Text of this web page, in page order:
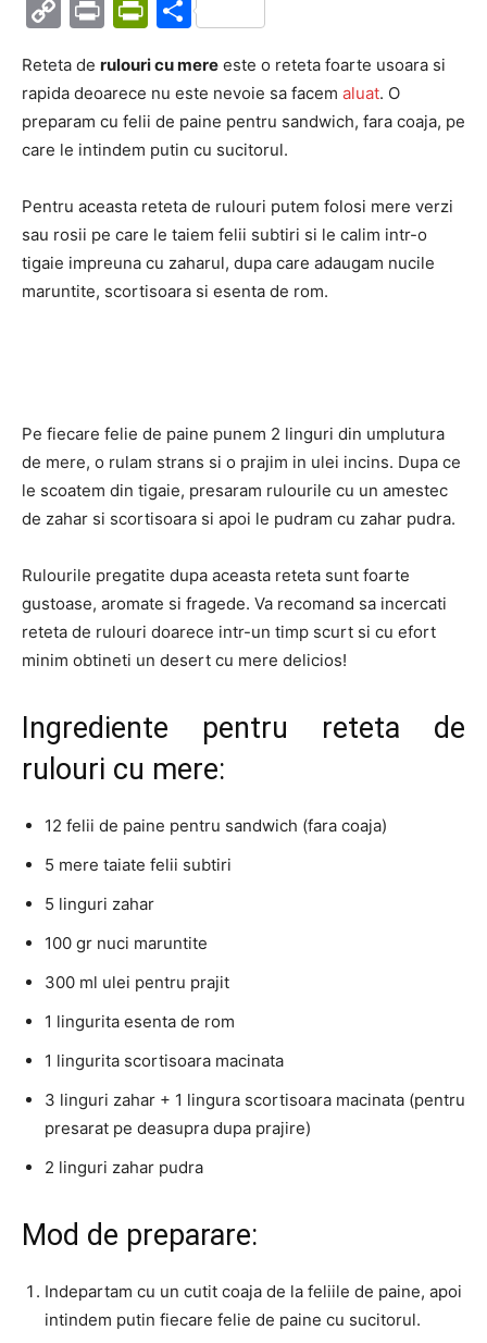
CopyPrintPrintFriendly
Partajează
Reteta de rulouri cu mere este o reteta foarte usoara si
rapida deoarece nu este nevoie sa facem aluat. O
preparam cu felii de paine pentru sandwich, fara coaja, pe
care le intindem putin cu sucitorul.
Pentru aceasta reteta de rulouri putem folosi mere verzi
sau rosii pe care le taiem felii subtiri si le calim intr-o
tigaie impreuna cu zaharul, dupa care adaugam nucile
maruntite, scortisoara si esenta de rom.
Pe fiecare felie de paine punem 2 linguri din umplutura
de mere, o rulam strans si o prajim in ulei incins. Dupa ce
le scoatem din tigaie, presaram rulourile cu un amestec
de zahar si scortisoara si apoi le pudram cu zahar pudra.
Rulourile pregatite dupa aceasta reteta sunt foarte
gustoase, aromate si fragede. Va recomand sa incercati
reteta de rulouri doarece intr-un timp scurt si cu efort
minim obtineti un desert cu mere delicios!
Ingrediente pentru reteta de
rulouri cu mere:
12 felii de paine pentru sandwich (fara coaja)
5 mere taiate felii subtiri
5 linguri zahar
100 gr nuci maruntite
300 ml ulei pentru prajit
1 lingurita esenta de rom
1 lingurita scortisoara macinata
3 linguri zahar + 1 lingura scortisoara macinata (pentru
presarat pe deasupra dupa prajire)
2 linguri zahar pudra
Mod de preparare:
Indepartam cu un cutit coaja de la feliile de paine, apoi
intindem putin fiecare felie de paine cu sucitorul.